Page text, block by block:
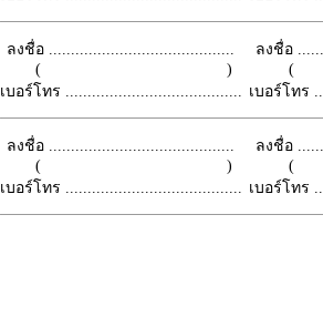
ลงชื่อ ..........................................
( )
เบอร์โทร ........................................
ลงชื่อ
เบอร์โทร
ลงชื่อ ..........................................
( )
เบอร์โทร ........................................
ลงชื่อ
เบอร์โทร